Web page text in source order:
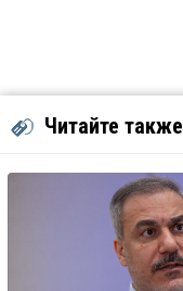
Читайте также